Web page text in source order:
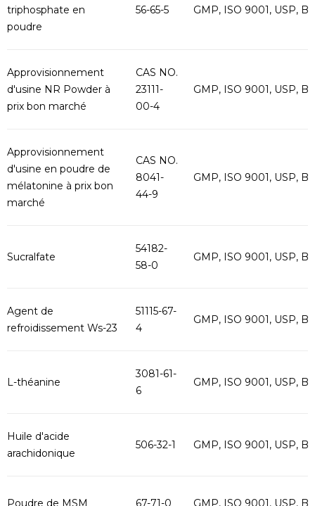
triphosphate en
poudre
56-65-5 GMP, ISO 9001, USP,
Approvisionnement
d'usine NR Powder à
prix bon marché
CAS NO.
23111-
00-4
GMP, ISO 9001, USP,
Approvisionnement
d'usine en poudre de
mélatonine à prix bon
marché
CAS NO.
8041-
44-9
GMP, ISO 9001, USP,
Sucralfate
54182-
58-0
GMP, ISO 9001, USP,
Agent de
refroidissement Ws-23
51115-67-
4
GMP, ISO 9001, USP,
L-théanine
3081-61-
6
GMP, ISO 9001, USP,
Huile d'acide
arachidonique
506-32-1 GMP, ISO 9001, USP,
Poudre de MSM 67-71-0 GMP, ISO 9001, USP,